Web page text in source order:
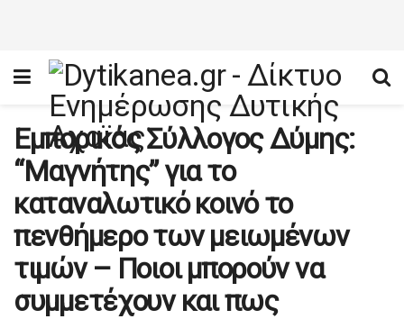
Εμπορικός Σύλλογος Δύμης:
“Μαγνήτης” για το
καταναλωτικό κοινό το
πενθήμερο των μειωμένων
τιμών – Ποιοι μπορούν να
συμμετέχουν και πως